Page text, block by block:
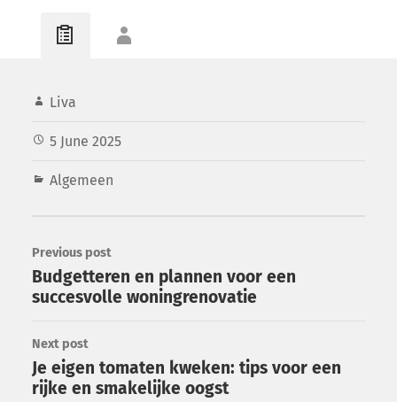
Liva
5 June 2025
Algemeen
Previous post
Budgetteren en plannen voor een
succesvolle woningrenovatie
Next post
Je eigen tomaten kweken: tips voor een
rijke en smakelijke oogst